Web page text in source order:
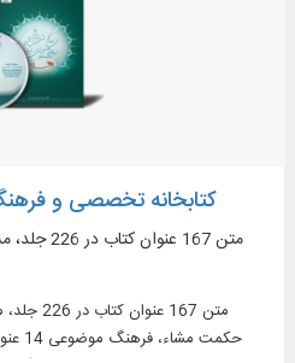
کتابخانه تخصصی و